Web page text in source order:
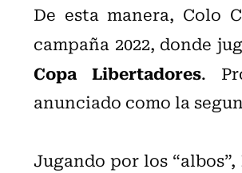
De esta manera, Colo
campaña 2022, donde
Copa Libertadores.
anunciado como la
Jugando por los “albos”,